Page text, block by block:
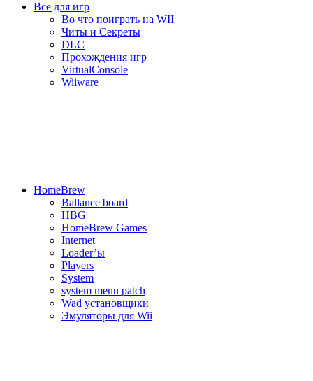
Все для игр
Во что поиграть на WII
Читы и Секреты
DLC
Прохождения игр
VirtualConsole
Wiiware
HomeBrew
Ballance board
HBG
HomeBrew Games
Internet
Loader’ы
Players
System
system menu patch
Wad установщики
Эмуляторы для Wii